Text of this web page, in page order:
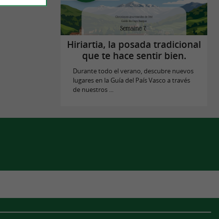
Hiriartia, la posada tradicional
que te hace sentir bien.
Durante todo el verano, descubre nuevos
lugares en la Guía del País Vasco a través
de nuestros ...